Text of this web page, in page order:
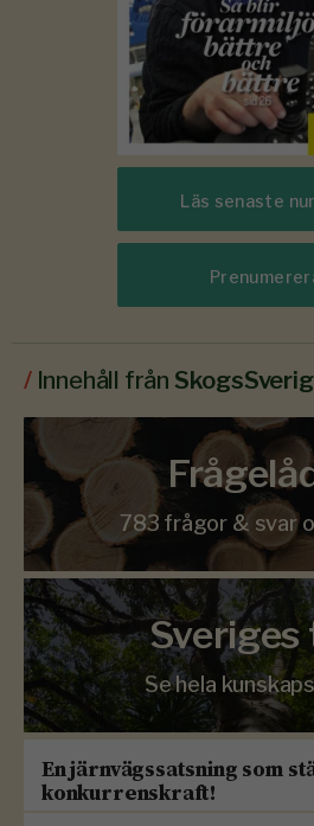
Läs senaste
/ Innehåll från
783 frågor & svar
Sveriges
Se hela
En järnvägssatsning som
konkurrenskraft!